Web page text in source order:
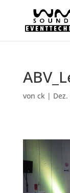
von ck|